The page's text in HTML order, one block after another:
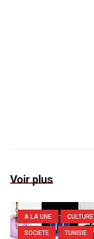
Voir plus
A LA UNE
CULTURE
SOCIETE
TUNISIE